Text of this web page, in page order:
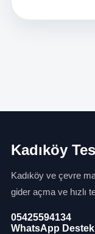
Kadıköy
Kadıköy ve çevre
gider açma ve hızlı
05425594134
WhatsApp Destek